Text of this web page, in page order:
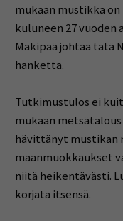
mukaan mustikka
kuluneen 27 vuoden
Mäkipää johtaa tätä
hanketta.
Tutkimustulos ei
mukaan
hävittänyt mustikan
maanmuokkaukset
niitä heikentävästi.
korjata itsensä.